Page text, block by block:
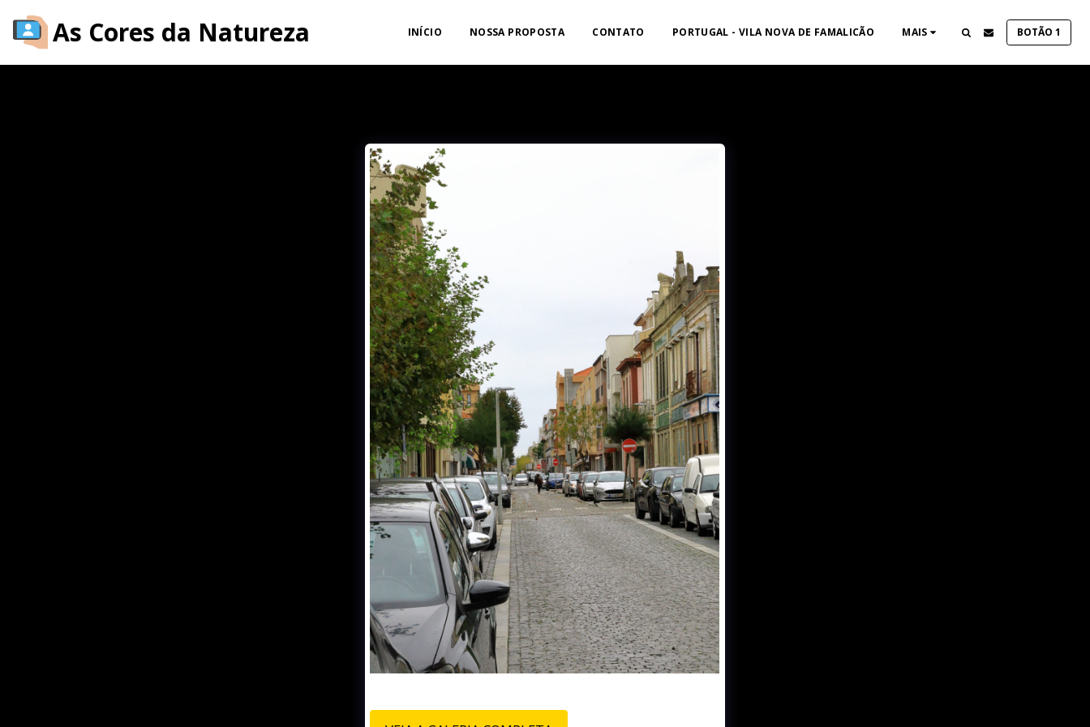
As Cores da Natureza INÍCIO NOSSA PROPOSTA CONTATO PORTUGAL - VILA NOVA DE FAMALICÃO MAIS BOTÃO 1